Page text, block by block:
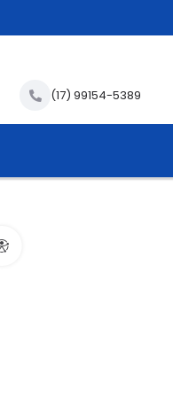
(17) 99154-5389